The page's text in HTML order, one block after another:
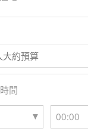
間
▼ 00:00